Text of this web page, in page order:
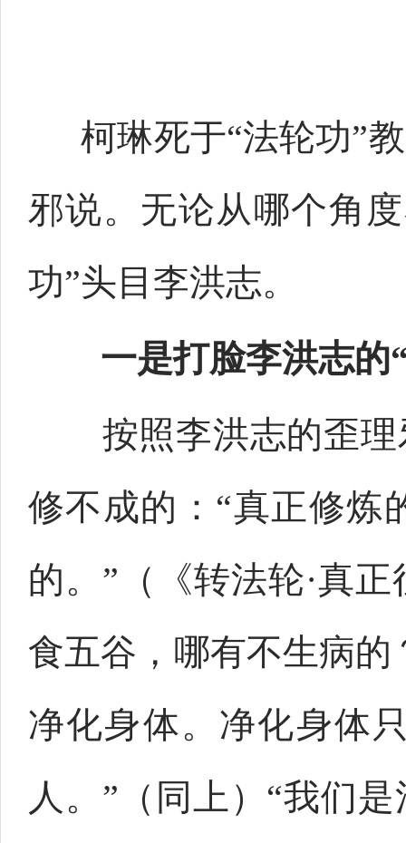
柯琳死于“法轮功”
邪说。无论从哪个角
功”头目李洪志。
一是打脸李洪志的“
按照李洪志的歪理
修不成的：“真正修炼
的。”（《转法轮·真
食五谷，哪有不生病的
净化身体。净化身体
人。”（同上）“我们